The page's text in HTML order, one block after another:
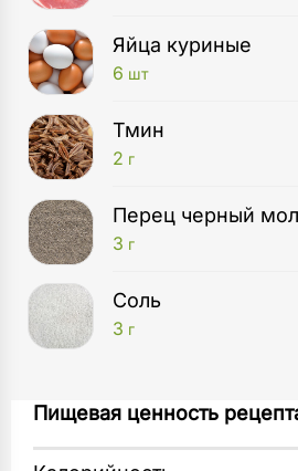
Яйца куриные
6 шт
Тмин
2 г
Перец черный
3 г
Соль
3 г
1 шт
обжарьте на сковороде
Пищевая ценность